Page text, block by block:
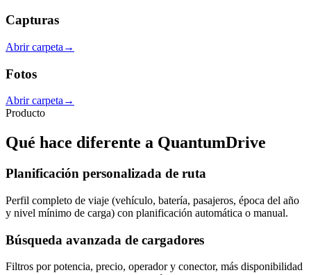
Capturas
Abrir carpeta →
Fotos
Abrir carpeta →
Producto
Qué hace diferente a QuantumDrive
Planificación personalizada de ruta
Perfil completo de viaje (vehículo, batería, pasajeros, época del año
y nivel mínimo de carga) con planificación automática o manual.
Búsqueda avanzada de cargadores
Filtros por potencia, precio, operador y conector, más disponibilidad